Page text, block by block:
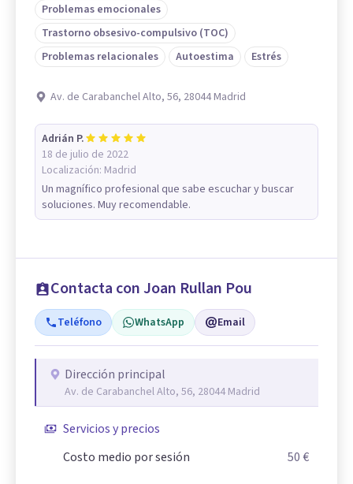
Problemas emocionales
Trastorno obsesivo-compulsivo (TOC)
Problemas relacionales
Autoestima Estrés
Av. de Carabanchel Alto, 56, 28044 Madrid
Adrián P.
18 de julio de 2022
Localización: Madrid
Un magnífico profesional que sabe escuchar y buscar
soluciones. Muy recomendable.
Contacta con Joan Rullan Pou
Teléfono WhatsApp Email
Dirección principal
Av. de Carabanchel Alto, 56, 28044 Madrid
Servicios y precios
Costo medio por sesión
50 €